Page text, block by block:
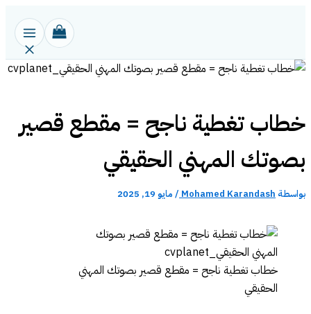
خطاب تغطية ناجح = مقطع قصير
بصوتك المهني الحقيقي
بواسطة Mohamed Karandash
/ مايو 19, 2025
خطاب تغطية ناجح = مقطع قصير بصوتك المهني
الحقيقي